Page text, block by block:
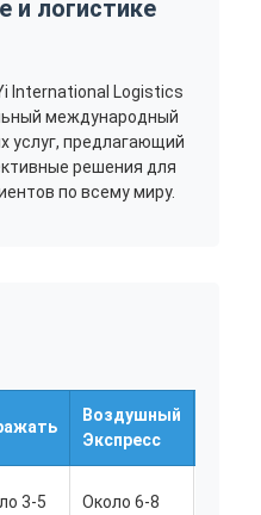
и логистике
International Logistics
международный
услуг, предлагающий
решения для
по всему миру.
Воздушный
Экспресс
3-5
Около 6-8